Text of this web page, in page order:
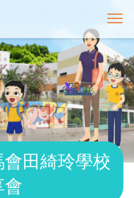
T
o
g
g
l
e
n
v
田綺玲學校
會